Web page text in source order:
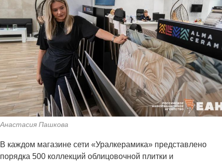
Анастасия Пашкова
В каждом магазине сети «Уралкерамика» представлено
порядка 500 коллекций облицовочной плитки и